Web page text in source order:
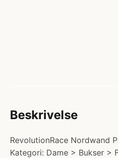
Beskrivelse
RevolutionRace Nordwand
Kategori: Dame > Bukser >